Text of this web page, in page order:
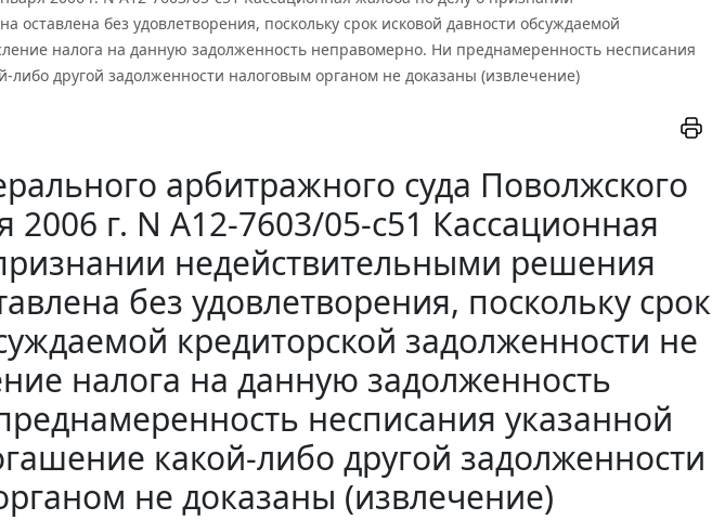
оставлена без удовлетворения, поскольку срок исковой давности обсуждаемой
налога на данную задолженность неправомерно. Ни преднамеренность несписания
другой задолженности налоговым органом не доказаны (извлечение)
арбитражного суда Поволжского
2006 г. N А12-7603/05-с51 Кассационная
недействительными решения
без удовлетворения, поскольку срок
кредиторской задолженности не
налога на данную задолженность
несписания указанной
какой-либо другой задолженности
не доказаны (извлечение)